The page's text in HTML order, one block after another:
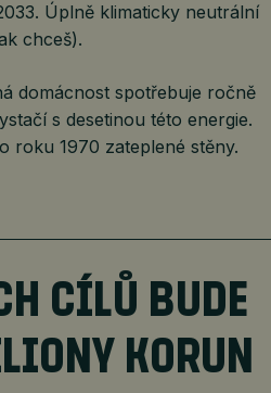
Úplně klimaticky neutrální
chceš).
domácnost spotřebuje ročně
s desetinou této energie.
roku 1970 zateplené stěny.
CÍLŮ BUDE
KORUN